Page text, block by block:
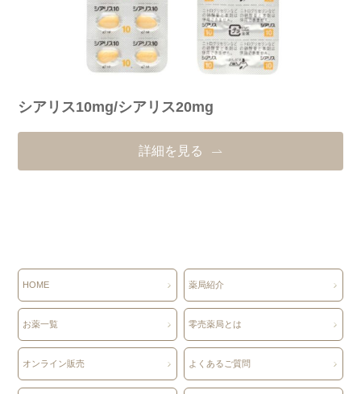
シアリス10mg/シアリス20mg
詳細を見る
HOME 薬局紹介
お薬一覧 零売薬局とは
オンライン販売 よくあるご質問